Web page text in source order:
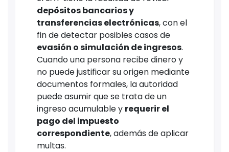
depósitos bancarios y
transferencias electrónicas, con el
fin de detectar posibles casos de
evasión o simulación de ingresos.
Cuando una persona recibe dinero y
no puede justificar su origen mediante
documentos formales, la autoridad
puede asumir que se trata de un
ingreso acumulable y requerir el
pago del impuesto
correspondiente, además de aplicar
multas.